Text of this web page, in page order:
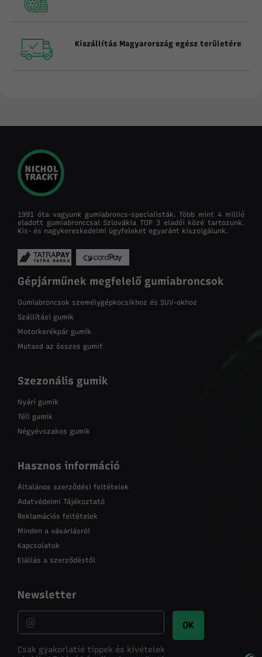
Kiszállítás Magyarország egész területére
1991 óta vagyunk gumiabroncs-specialisták. Több mint 4 millió
eladott gumiabronccsal Szlovákia TOP 3 eladói közé tartozunk.
Kis- és nagykereskedelmi ügyfeleket egyaránt kiszolgálunk.
Gépjárműnek megfelelő gumiabroncsok
Gumiabroncsok személygépkocsikhoz és SUV-okhoz
Szállítási gumik
Motorkerékpár gumik
Mutasd az összes gumit
Szezonális gumik
Nyári gumik
Téli gumik
Négyévszakos gumik
Hasznos információ
Általános szerződési feltételek
Adatvédelmi Tájékoztató
Reklamációs feltételek
Minden a vásárlásról
Kapcsolatok
Elállás a szerződéstől
Newsletter
OK
Csak gyakorlatié tippek és kivételek